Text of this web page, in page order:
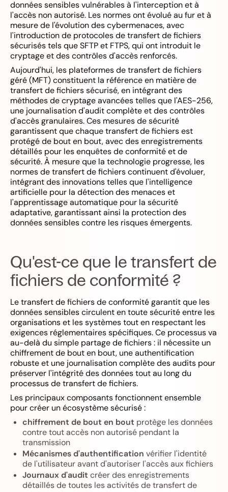
données sensibles vulnérables à l'interception et à
l'accès non autorisé. Les normes ont évolué au fur et à
mesure de l'évolution des cybermenaces, avec
l'introduction de protocoles de transfert de fichiers
sécurisés tels que SFTP et FTPS, qui ont introduit le
cryptage et des contrôles d'accès renforcés.
Aujourd'hui, les plateformes de transfert de fichiers
géré (MFT) constituent la référence en matière de
transfert de fichiers sécurisé, en intégrant des
méthodes de cryptage avancées telles que l'AES-256,
une journalisation d'audit complète et des contrôles
d'accès granulaires. Ces mesures de sécurité
garantissent que chaque transfert de fichiers est
protégé de bout en bout, avec des enregistrements
détaillés pour les enquêtes de conformité et de
sécurité. À mesure que la technologie progresse, les
normes de transfert de fichiers continuent d'évoluer,
intégrant des innovations telles que l'intelligence
artificielle pour la détection des menaces et
l'apprentissage automatique pour la sécurité
adaptative, garantissant ainsi la protection des
données sensibles contre les risques émergents.
Qu'est-ce que le transfert de
fichiers de conformité ?
Le transfert de fichiers de conformité garantit que les
données sensibles circulent en toute sécurité entre les
organisations et les systèmes tout en respectant les
exigences réglementaires spécifiques. Ce processus va
au-delà du simple partage de fichiers : il nécessite un
chiffrement de bout en bout, une authentification
robuste et une journalisation complète des audits pour
préserver l'intégrité des données tout au long du
processus de transfert de fichiers.
Les principaux composants fonctionnent ensemble
pour créer un écosystème sécurisé :
chiffrement de bout en bout protège les données
contre tout accès non autorisé pendant la
transmission
Mécanismes d'authentification vérifier l'identité
de l'utilisateur avant d'autoriser l'accès aux fichiers
Journaux d'audit créer des enregistrements
détaillés de toutes les activités de transfert de